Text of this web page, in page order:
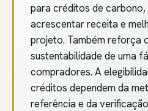
para créditos de
acrescentar receita e
projeto. Também reforça
sustentabilidade de uma
compradores. A
créditos dependem da
referência e da